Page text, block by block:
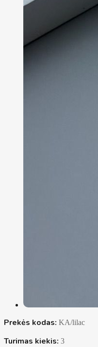
Prekės kodas: KA/lilac
Turimas kiekis: 3